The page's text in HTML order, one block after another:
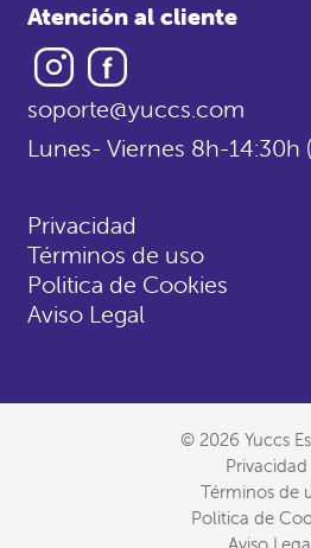
Atención al cliente
Instagram
soporte@yuccs.com
Lunes- Viernes 8h-14:30h
Privacidad
Términos de uso
Politica de Cookies
Aviso Legal
© 2026 Yuccs
Privacidad
Términos de
Politica de